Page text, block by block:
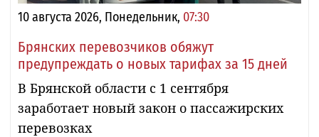
10 августа 2026, Понедельник, 07:30
Брянских перевозчиков обяжут
предупреждать о новых тарифах за 15 дней
В Брянской области с 1 сентября
заработает новый закон о пассажирских
перевозках